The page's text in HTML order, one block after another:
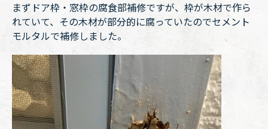
まずドア枠・窓枠の腐食部補修ですが、枠が木材で作ら
れていて、その木材が部分的に腐っていたのでセメント
モルタルで補修しました。